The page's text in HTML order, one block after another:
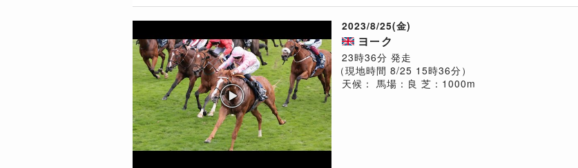
2023/8/25(金)
ヨーク
23時36分 発走
（現地時間 8/25 15時36分）
天候： 馬場：良 芝：1000m